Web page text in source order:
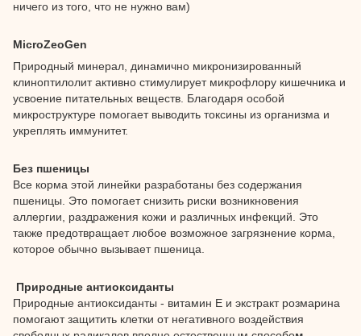
ничего из того, что не нужно вам)
MicroZeoGen
Природный минерал, динамично микронизированный
клиноптилолит активно стимулирует микрофлору кишечника и
усвоение питательных веществ. Благодаря особой
микроструктуре помогает выводить токсины из организма и
укреплять иммунитет.
Без пшеницы
Все корма этой линейки разработаны без содержания
пшеницы. Это помогает снизить риски возникновения
аллергии, раздражения кожи и различных инфекций. Это
также предотвращает любое возможное загрязнение корма,
которое обычно вызывает пшеница.
Природные антиоксиданты
Природные антиоксиданты - витамин Е и экстракт розмарина
помогают защитить клетки от негативного воздействия